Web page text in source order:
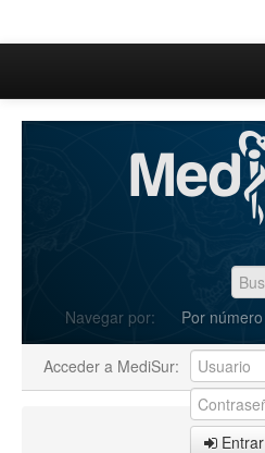
Inicio
Actual
Archivos
Navegar por: Por número
Acceder a MediSur:
Entrar